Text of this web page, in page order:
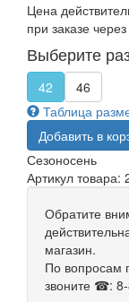
Цена
при заказе
Выберите
42
46
Таблица
Добавить в
Сезоносень
Артикул товара:
Обратите
магазин.
По вопросам
звоните ☎: